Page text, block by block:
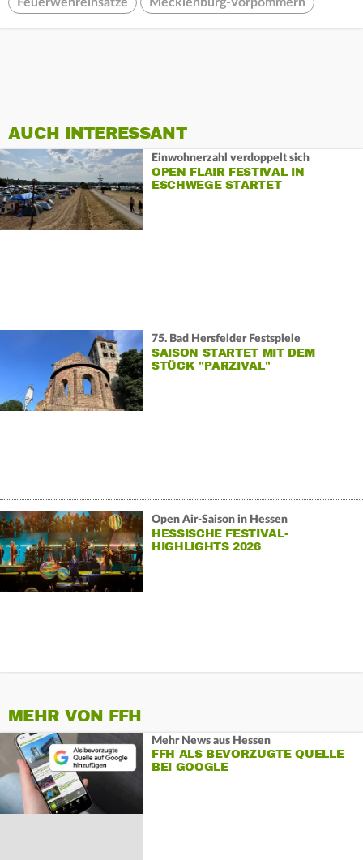
AUCH INTERESSANT
Einwohnerzahl verdoppelt sich
OPEN FLAIR FESTIVAL IN
ESCHWEGE STARTET
75. Bad Hersfelder Festspiele
SAISON STARTET MIT DEM
STÜCK "PARZIVAL"
Open Air-Saison in Hessen
HESSISCHE FESTIVAL-
HIGHLIGHTS 2026
MEHR VON FFH
Mehr News aus Hessen
FFH ALS BEVORZUGTE QUELLE
BEI GOOGLE